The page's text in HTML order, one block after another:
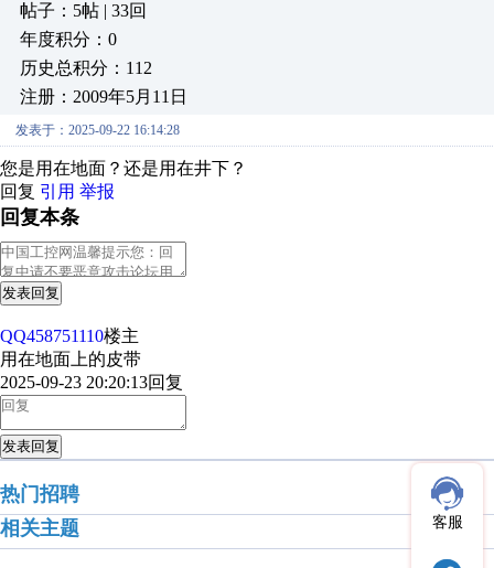
帖子：5帖 | 33回
年度积分：0
历史总积分：112
注册：2009年5月11日
发表于：2025-09-22 16:14:28
您是用在地面？还是用在井下？
回复 引用 举报
回复本条
发表回复
QQ458751110楼主
用在地面上的皮带
2025-09-23 20:20:13回复
发表回复
热门招聘
相关主题
客服